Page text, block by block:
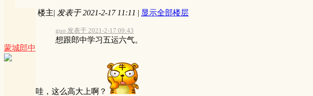
蒙城郎中
楼主| 发表于 2021-2-17 11:11 | 显示全部楼层
guo 发表于 2021-2-17 09:43
想跟郎中学习五运六气。
哇，这么高大上啊？